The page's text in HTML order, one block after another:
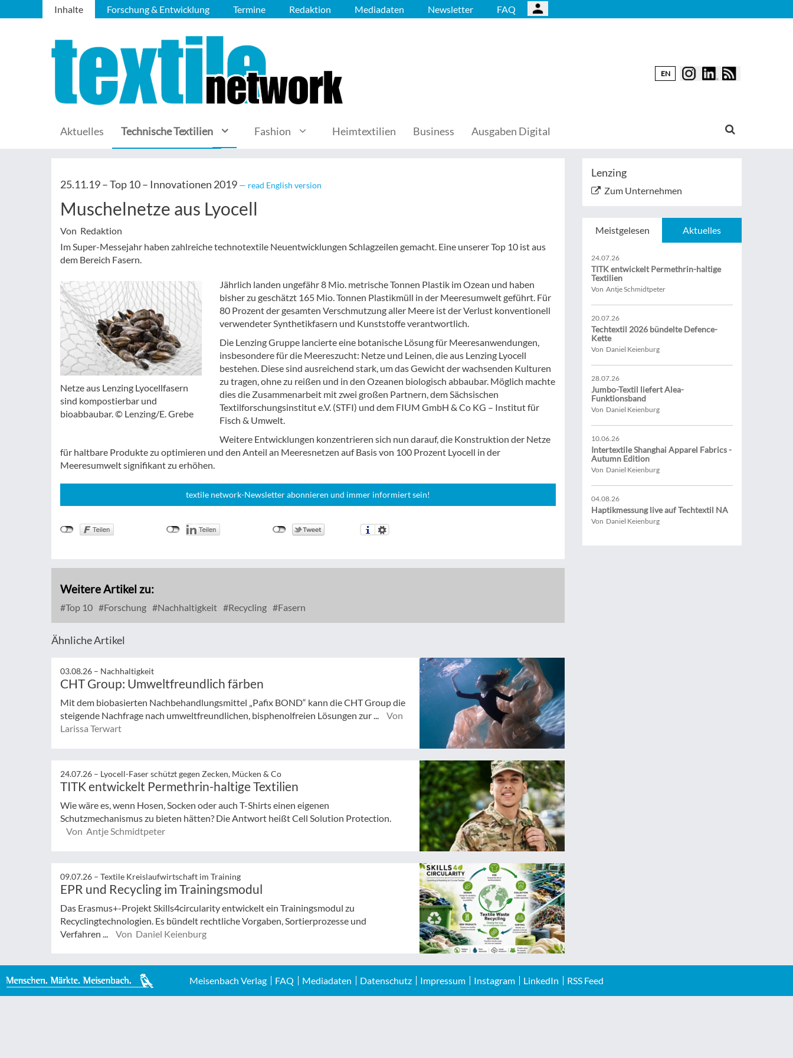
Inhalte Forschung & Entwicklung Termine Redaktion Mediadaten Newsletter FAQ
EN
Aktuelles Technische Textilien Fashion Heimtextilien Business Ausgaben Digital
25.11.19 –Top 10 – Innovationen 2019 — read English version
Muschelnetze aus Lyocell
Von Redaktion
Im Super-Messejahr haben zahlreiche technotextile Neuentwicklungen Schlagzeilen gemacht. Eine unserer Top 10 ist aus
dem Bereich Fasern.
Netze aus Lenzing Lyocellfasern
sind kompostierbar und
bioabbaubar. © Lenzing/E. Grebe
Jährlich landen ungefähr 8 Mio. metrische Tonnen Plastik im Ozean und haben
bisher zu geschätzt 165 Mio. Tonnen Plastikmüll in der Meeresumwelt geführt. Für
80 Prozent der gesamten Verschmutzung aller Meere ist der Verlust konventionell
verwendeter Synthetikfasern und Kunststoffe verantwortlich.
Die Lenzing Gruppe lancierte eine botanische Lösung für Meeresanwendungen,
insbesondere für die Meereszucht: Netze und Leinen, die aus Lenzing Lyocell
bestehen. Diese sind ausreichend stark, um das Gewicht der wachsenden Kulturen
zu tragen, ohne zu reißen und in den Ozeanen biologisch abbaubar. Möglich machte
dies die Zusammenarbeit mit zwei großen Partnern, dem Sächsischen
Textilforschungsinstitut e.V. (STFI) und dem FIUM GmbH & Co KG – Institut für
Fisch & Umwelt.
Weitere Entwicklungen konzentrieren sich nun darauf, die Konstruktion der Netze
für haltbare Produkte zu optimieren und den Anteil an Meeresnetzen auf Basis von 100 Prozent Lyocell in der
Meeresumwelt signifikant zu erhöhen.
textile network-Newsletter abonnieren und immer informiert sein!
Weitere Artikel zu:
Top 10 Forschung Nachhaltigkeit Recycling Fasern
Ähnliche Artikel
03.08.26 – Nachhaltigkeit
CHT Group: Umweltfreundlich färben
Mit dem biobasierten Nachbehandlungsmittel „Pafix BOND“ kann die CHT Group die
steigende Nachfrage nach umweltfreundlichen, bisphenolfreien Lösungen zur ...
Von
Larissa Terwart
24.07.26 – Lyocell-Faser schützt gegen Zecken, Mücken & Co
TITK entwickelt Permethrin-haltige Textilien
Wie wäre es, wenn Hosen, Socken oder auch T-Shirts einen eigenen
Schutzmechanismus zu bieten hätten? Die Antwort heißt Cell Solution Protection.
Von Antje Schmidtpeter
09.07.26 – Textile Kreislaufwirtschaft im Training
EPR und Recycling im Trainingsmodul
Das Erasmus+-Projekt Skills4circularity entwickelt ein Trainingsmodul zu
Recyclingtechnologien. Es bündelt rechtliche Vorgaben, Sortierprozesse und
Verfahren ...
Von Daniel Keienburg
Lenzing
Zum Unternehmen
Meistgelesen Aktuelles
24.07.26
TITK entwickelt Permethrin-haltige
Textilien
Von Antje Schmidtpeter
20.07.26
Techtextil 2026 bündelte Defence-
Kette
Von Daniel Keienburg
28.07.26
Jumbo-Textil liefert Alea-
Funktionsband
Von Daniel Keienburg
10.06.26
Intertextile Shanghai Apparel Fabrics -
Autumn Edition
Von Daniel Keienburg
04.08.26
Haptikmessung live auf Techtextil NA
Von Daniel Keienburg
Meisenbach Verlag FAQ Mediadaten Datenschutz Impressum Instagram LinkedIn RSS Feed